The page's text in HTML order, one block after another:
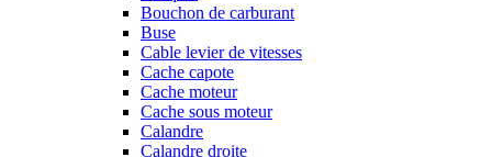
Bouchon de carburant
Buse
Cable levier de vitesses
Cache capote
Cache moteur
Cache sous moteur
Calandre
Calandre droite